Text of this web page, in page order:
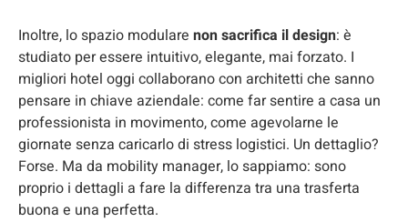
Inoltre, lo spazio modulare non sacrifica il design: è
studiato per essere intuitivo, elegante, mai forzato. I
migliori hotel oggi collaborano con architetti che sanno
pensare in chiave aziendale: come far sentire a casa un
professionista in movimento, come agevolarne le
giornate senza caricarlo di stress logistici. Un dettaglio?
Forse. Ma da mobility manager, lo sappiamo: sono
proprio i dettagli a fare la differenza tra una trasferta
buona e una perfetta.